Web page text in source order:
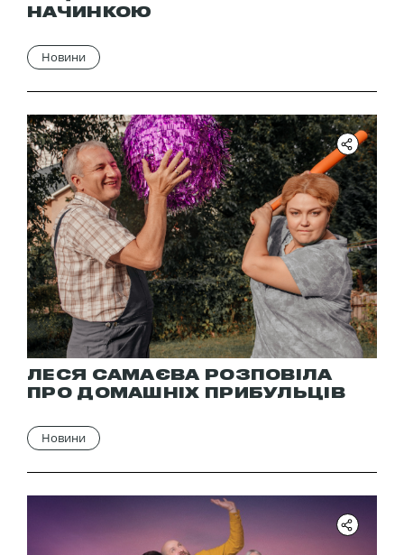
НАЧИНКОЮ
Новини
ЛЕСЯ САМАЄВА РОЗПОВІЛА
ПРО ДОМАШНІХ ПРИБУЛЬЦІВ
Новини